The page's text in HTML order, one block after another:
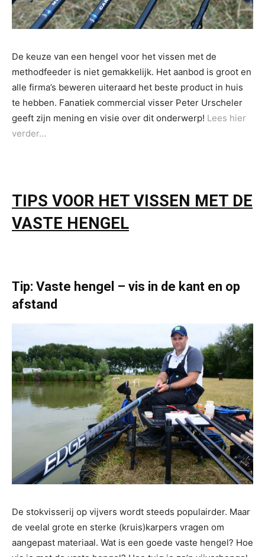
De keuze van een hengel voor het vissen met de
methodfeeder is niet gemakkelijk. Het aanbod is groot en
alle firma’s beweren uiteraard het beste product in huis
te hebben. Fanatiek commercial visser Peter Urscheler
geeft zijn mening en visie over dit onderwerp! Lees hier
verder…
TIPS VOOR HET VISSEN MET DE
VASTE HENGEL
Tip: Vaste hengel – vis in de kant en op
afstand
De stokvisserij op vijvers wordt steeds populairder. Maar
de veelal grote en sterke (kruis)karpers vragen om
aangepast materiaal. Wat is een goede vaste hengel? Hoe